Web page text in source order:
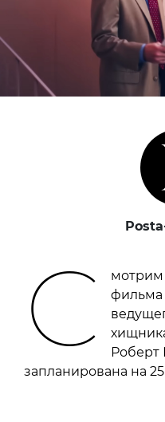
С
фильма
Роберт
запланирована на